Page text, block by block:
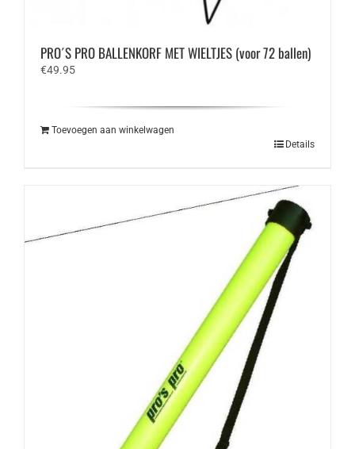
PRO´S PRO BALLENKORF MET WIELTJES (voor 72 ballen)
€49.95
Toevoegen aan winkelwagen
Details